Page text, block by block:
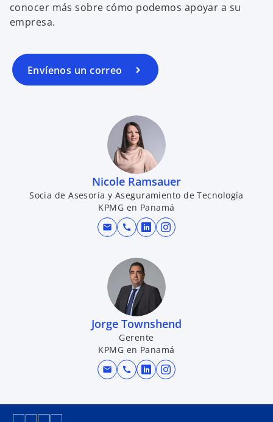
conocer más sobre cómo podemos apoyar a su
empresa.
Envíenos un correo
Nicole Ramsauer
Socia de Asesoría y Aseguramiento de Tecnología
KPMG en Panamá
mail call
s
a
b
e
n
u
n
a
s
b
r
e
u
n
a
Jorge Townshend
Gerente
KPMG en Panamá
mail call
s
a
s
a